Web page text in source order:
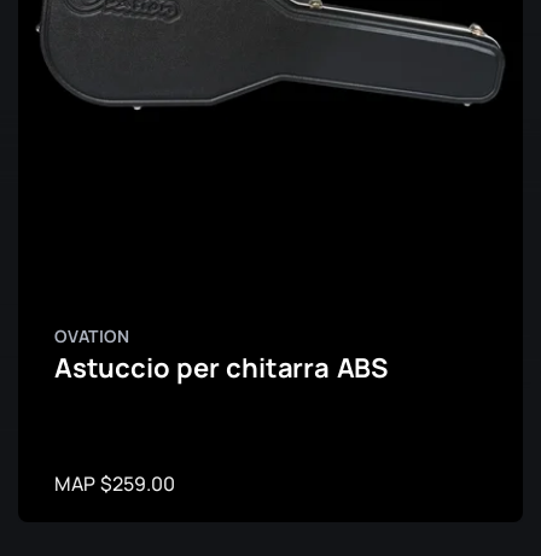
OVATION
Astuccio per chitarra ABS
MAP $259.00